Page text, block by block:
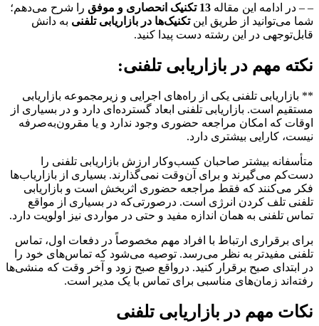
– – در ادامه این مقاله 13 تکنیک انحصاری و موفق
را شرح می‌دهم؛
شما می‌توانید از طریق اینتکنیک‌ها در بازاریابی تلفنی به دانش
قابل‌توجهی در این رشته دست پیدا کنید.
نکته مهم در بازاریابی تلفنی:
** بازاریابی تلفنی یکی از راه‌های اجرایی و زیرمجموعه بازاریابی
مستقیم است. بازاریابی تلفنی ابعاد گسترده‌ای دارد و در بسیاری از
اوقات که امکان مراجعه حضوری وجود ندارد و یا مقرون‌به‌صرفه
نیست، کارایی بیشتری دارد.
متأسفانه بیشتر صاحبان کسب‌وکار ارزش بازاریابی تلفنی را
دست‌کم می‌گیرند و برای آن‌وقت نمی‌گذارند. بسیاری از بازاریاب‌ها
فکر می‌کنند که فقط مراجعه حضوری اثربخش است و بازاریابی
تلفنی تلف کردن انرژی است. درصورتی‌که در بسیاری از مواقع
تماس تلفنی به همان اندازه مفید و حتی در مواردی نیز اولویت دارد.
برای برقراری ارتباط با افراد مهم مخصوصاً در دفعات اول، تماس
تلفنی مفیدتر به نظر می‌رسد. توصیه می‌شود که تماس‌های خود را
در ابتدای صبح برقرار کنید. درواقع صبح زود و آخر وقت که منشی‌ها
رفته‌اند زمان‌های مناسبی برای تماس با یک مدیر است.
نکات مهم در بازاریابی تلفنی